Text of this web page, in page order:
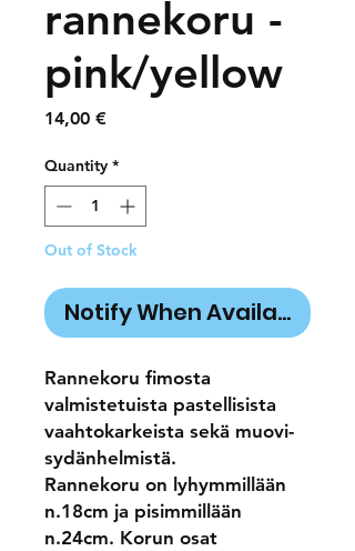
rannekoru -
pink/yellow
14,00 €Price
Quantity *
Out of Stock
Notify When Available
Rannekoru fimosta
valmistetuista pastellisista
vaahtokarkeista sekä muovi-
sydänhelmistä.
Rannekoru on lyhymmillään
n.18cm ja pisimmillään
n.24cm. Korun osat